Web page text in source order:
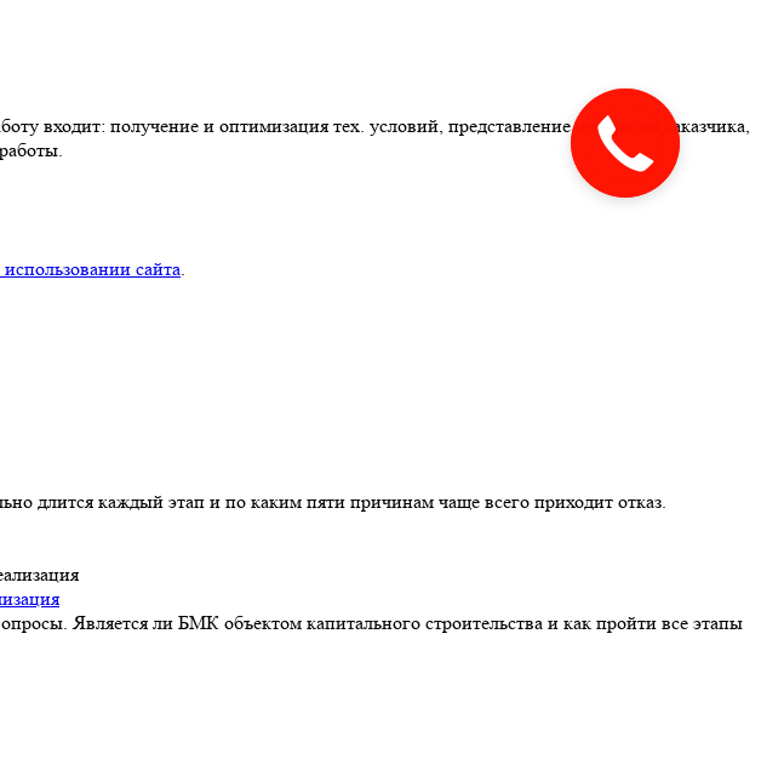
входит: получение и оптимизация тех. условий, представление интересов заказчика,
сайта.
длится каждый этап и по каким пяти причинам чаще всего приходит отказ.
Является ли БМК объектом капитального строительства и как пройти все этапы
Закажите
звонок